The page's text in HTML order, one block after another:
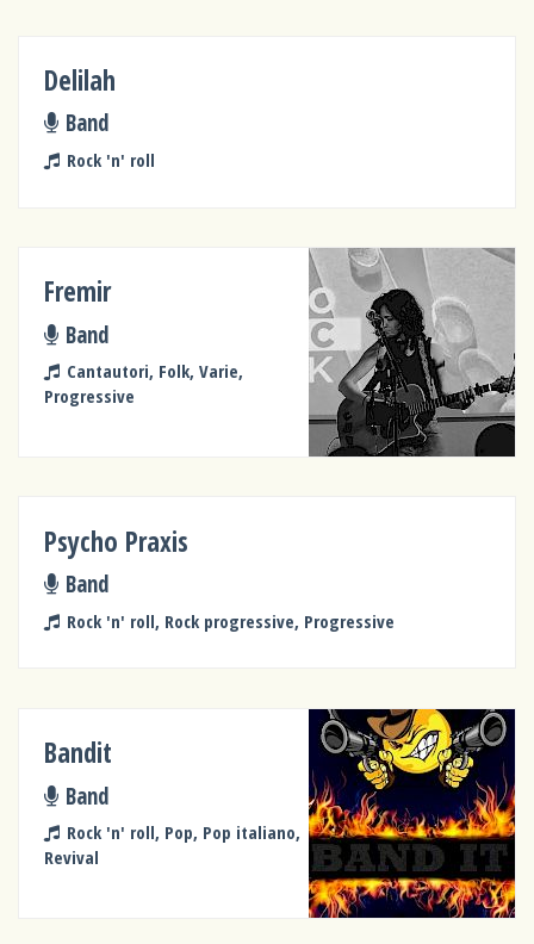
Delilah
Band
Rock 'n' roll
Fremir
Band
Cantautori, Folk, Varie,
Progressive
Psycho Praxis
Band
Rock 'n' roll, Rock progressive, Progressive
Bandit
Band
Rock 'n' roll, Pop, Pop italiano,
Revival